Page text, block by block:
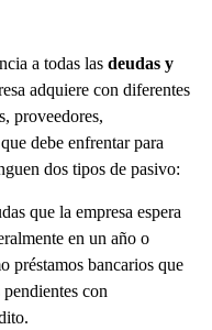
a todas las deudas y
adquiere con diferentes
proveedores,
debe enfrentar para
dos tipos de pasivo:
que la empresa espera
en un año o
préstamos bancarios que
con